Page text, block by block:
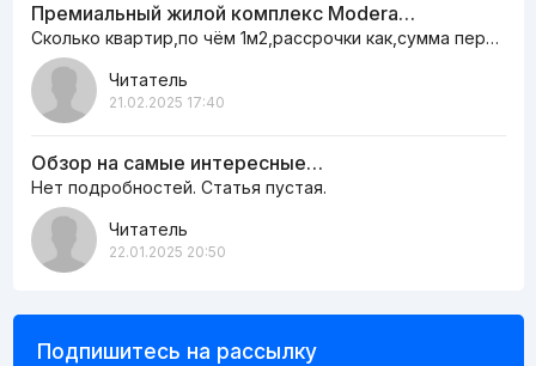
Премиальный жилой комплекс Modera…
Сколько квартир,по чём 1м2,рассрочки как,сумма первоначальная сколько,информацию пишите на сайте,а то как…
Читатель
21.02.2025 17:40
Обзор на самые интересные…
Нет подробностей. Статья пустая.
Читатель
22.01.2025 20:50
Подпишитесь на рассылку